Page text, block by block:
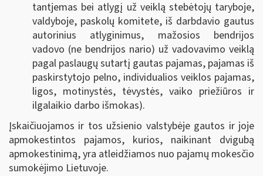
tantjemas bei atlygį už veiklą stebėtojų taryboje,
valdyboje, paskolų komitete, iš darbdavio gautus
autorinius atlyginimus, mažosios bendrijos
vadovo (ne bendrijos nario) už vadovavimo veiklą
pagal paslaugų sutartį gautas pajamas, pajamas iš
paskirstytojo pelno, individualios veiklos pajamas,
ligos, motinystės, tėvystės, vaiko priežiūros ir
ilgalaikio darbo išmokas).
Įskaičiuojamos ir tos užsienio valstybėje gautos ir joje
apmokestintos pajamos, kurios, naikinant dvigubą
apmokestinimą, yra atleidžiamos nuo pajamų mokesčio
sumokėjimo Lietuvoje.